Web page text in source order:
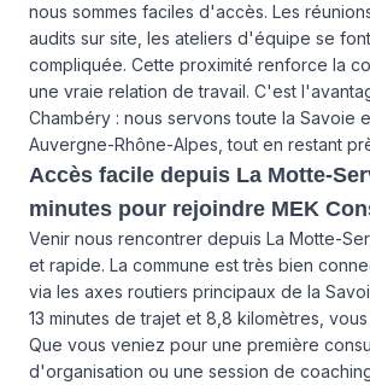
nous sommes faciles d'accès. Les
audits sur site, les ateliers d'équipe se
compliquée. Cette proximité renforce la
une vraie relation de travail. C'est
Chambéry : nous servons toute la Savoie
Auvergne-Rhône-Alpes, tout en restant
Accès facile depuis La Motte-
minutes pour rejoindre MEK
Venir nous rencontrer depuis La Motte-
et rapide. La commune est très bien
via les axes routiers principaux de la
13 minutes de trajet et 8,8 kilomètres,
Que vous veniez pour une première
d'organisation ou une session de